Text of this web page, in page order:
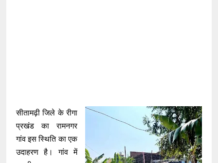
सीतामढ़ी जिले के रीगा
प्रखंड का रामनगर
गांव इस स्थिति का एक
उदाहरण है। गांव में